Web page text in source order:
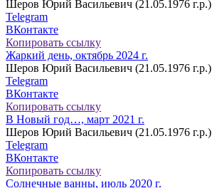
Шеров Юрий Васильевич (21.05.1976 г.р.)
Telegram
ВКонтакте
Копировать ссылку
Жаркий день, октябрь 2024 г.
Шеров Юрий Васильевич (21.05.1976 г.р.)
Telegram
ВКонтакте
Копировать ссылку
В Новый год…, март 2021 г.
Шеров Юрий Васильевич (21.05.1976 г.р.)
Telegram
ВКонтакте
Копировать ссылку
Солнечные ванны, июль 2020 г.